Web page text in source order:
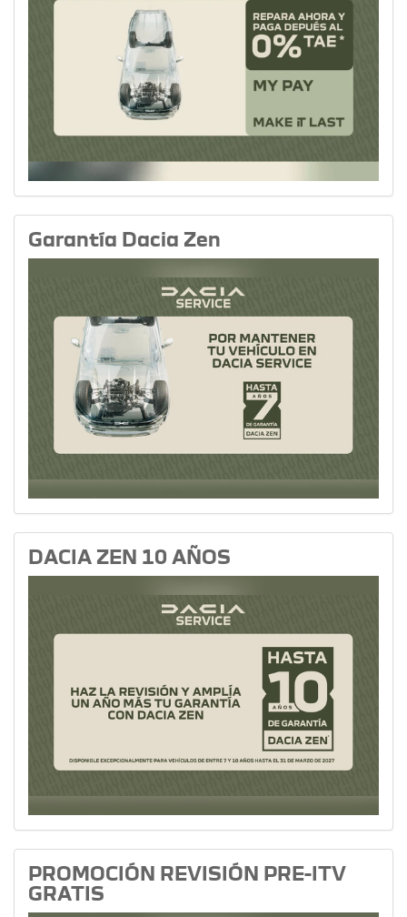
Garantía Dacia Zen
DACIA ZEN 10 AÑOS
PROMOCIÓN REVISIÓN PRE-ITV
GRATIS